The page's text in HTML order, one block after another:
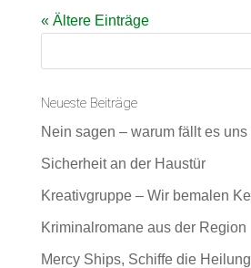
« Ältere Einträge
Neueste Beiträge
Nein sagen – warum fällt es
Sicherheit an der Haustür
Kreativgruppe – Wir bemalen
Kriminalromane aus der Region
Mercy Ships, Schiffe die